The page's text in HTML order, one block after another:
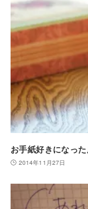
お手紙好きになっ
2014年11月27日